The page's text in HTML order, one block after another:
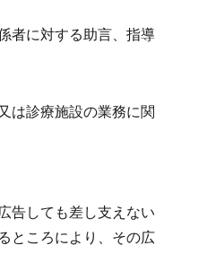
者に対する助言、指導
は診療施設の業務に関
告しても差し支えない
ところにより、その広